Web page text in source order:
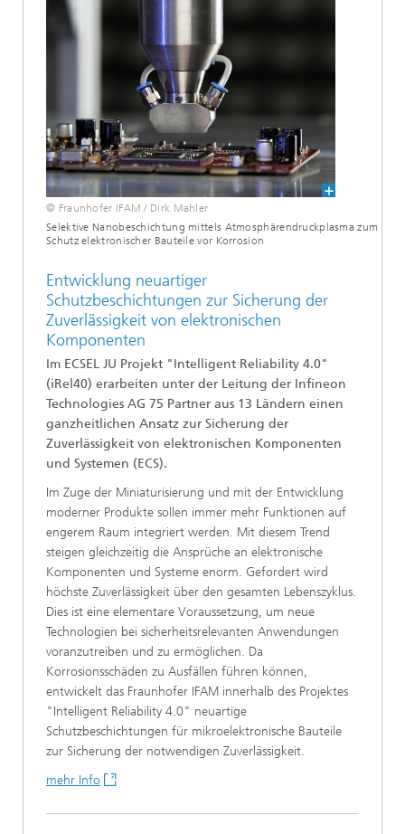
© Fraunhofer IFAM / Dirk Mahler
Selektive Nanobeschichtung mittels Atmosphärendruckplasma zum
Schutz elektronischer Bauteile vor Korrosion
Entwicklung neuartiger
Schutzbeschichtungen zur Sicherung der
Zuverlässigkeit von elektronischen
Komponenten
Im ECSEL JU Projekt "Intelligent Reliability 4.0"
(iRel40) erarbeiten unter der Leitung der Infineon
Technologies AG 75 Partner aus 13 Ländern einen
ganzheitlichen Ansatz zur Sicherung der
Zuverlässigkeit von elektronischen Komponenten
und Systemen (ECS).
Im Zuge der Miniaturisierung und mit der Entwicklung
moderner Produkte sollen immer mehr Funktionen auf
engerem Raum integriert werden. Mit diesem Trend
steigen gleichzeitig die Ansprüche an elektronische
Komponenten und Systeme enorm. Gefordert wird
höchste Zuverlässigkeit über den gesamten Lebenszyklus.
Dies ist eine elementare Voraussetzung, um neue
Technologien bei sicherheitsrelevanten Anwendungen
voranzutreiben und zu ermöglichen. Da
Korrosionsschäden zu Ausfällen führen können,
entwickelt das Fraunhofer IFAM innerhalb des Projektes
"Intelligent Reliability 4.0" neuartige
Schutzbeschichtungen für mikroelektronische Bauteile
zur Sicherung der notwendigen Zuverlässigkeit.
mehr Info